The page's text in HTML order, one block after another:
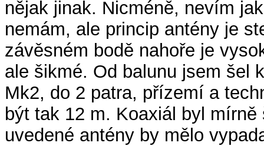
nějak jinak. Nicméně, nevím
nemám, ale princip antény je
závěsném bodě nahoře je
ale šikmé. Od balunu jsem šel
Mk2, do 2 patra, přízemí a
být tak 12 m. Koaxiál byl
uvedené antény by mělo